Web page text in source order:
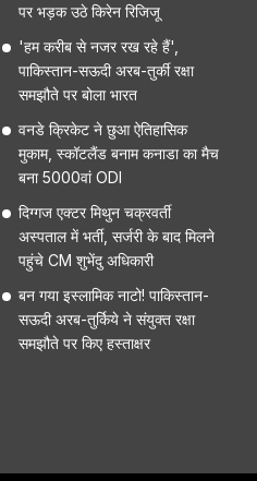
पर भड़क उठे किरेन रिजिजू
'हम करीब से नजर रख रहे हैं',
पाकिस्तान-सऊदी अरब-तुर्की रक्षा
समझौते पर बोला भारत
वनडे क्रिकेट ने छुआ ऐतिहासिक
मुकाम, स्कॉटलैंड बनाम कनाडा का मैच
बना 5000वां ODI
दिग्गज एक्टर मिथुन चक्रवर्ती
अस्पताल में भर्ती, सर्जरी के बाद मिलने
पहुंचे CM शुभेंदु अधिकारी
बन गया इस्लामिक नाटो! पाकिस्तान-
सऊदी अरब-तुर्किये ने संयुक्त रक्षा
समझौते पर किए हस्ताक्षर